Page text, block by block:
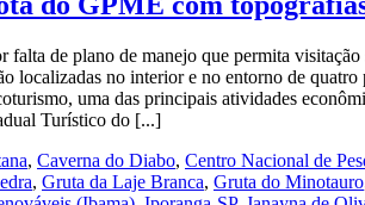
de plano de manejo que permita
no interior e no entorno de
uma das principais atividades
Turístico do [...]
, Caverna do Diabo, Centro Nacional de
, Gruta da Laje Branca, Gruta do Minotauro